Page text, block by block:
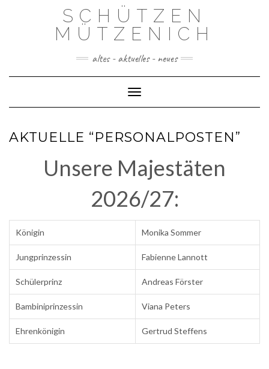
SCHÜTZEN
MÜTZENICH
altes - aktuelles - neues
Toggle Navigation
AKTUELLE “PERSONALPOSTEN”
Unsere Majestäten
2026/27:
Königin Monika Sommer
Jungprinzessin Fabienne Lannott
Schülerprinz Andreas Förster
Bambiniprinzessin Viana Peters
Ehrenkönigin Gertrud Steffens